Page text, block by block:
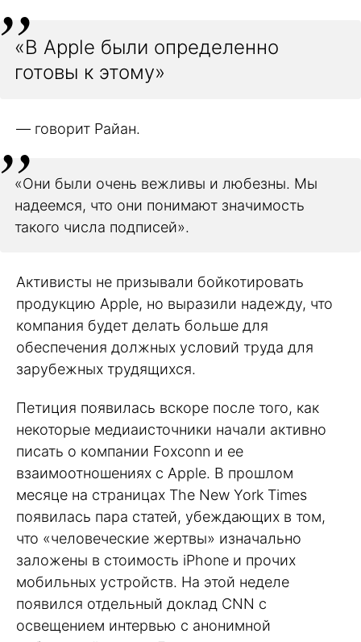
«В Apple были определенно
готовы к этому»
— говорит Райан.
«Они были очень вежливы и любезны. Мы
надеемся, что они понимают значимость
такого числа подписей».
Активисты не призывали бойкотировать
продукцию Apple, но выразили надежду, что
компания будет делать больше для
обеспечения должных условий труда для
зарубежных трудящихся.
Петиция появилась вскоре после того, как
некоторые медиаисточники начали активно
писать о компании Foxconn и ее
взаимоотношениях с Apple. В прошлом
месяце на страницах The New York Times
появилась пара статей, убеждающих в том,
что «человеческие жертвы» изначально
заложены в стоимость iPhone и прочих
мобильных устройств. На этой неделе
появился отдельный доклад CNN с
освещением интервью с анонимной